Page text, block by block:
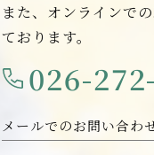
また、オンラインで
ております。
026-
メールでのお問い合わ